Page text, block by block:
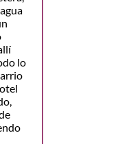
lo